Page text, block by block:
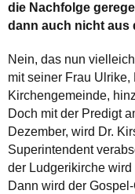
die Nachfolge
dann auch nicht aus
Nein, das nun
mit seiner Frau
Kirchengemeinde,
Doch mit der Predigt
Dezember, wird Dr.
Superintendent
der Ludgerikirche
Dann wird der